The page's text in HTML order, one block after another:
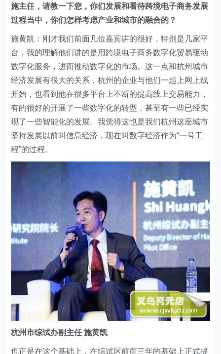
施主任，请教一下您，你们发展和看待跨境电子商务发展
过程当中，你们怎样考虑产业和城市的融合的？
施黄凯：刚才我们前面几位嘉宾讲的很好，特别是几家平
台，我的理解他们讲的是用跨境电子商务数字化贸易驱动
数字化服务，进而推动数字化的市场。这一点和杭州城市
经济发展有很大的关系，杭州的企业与他们一起上网上线
开始，也看到他在很多平台上不断的提高线上交易能力，
有的很好的开展了一些数字化的转型，甚至有一些已经实
现了一些智能化的发展。我觉得这也是我们杭州这座城市
坚持发展以前叫信息经济，现在叫数字经济作为“一号工
程”的过程。
杭州市综试办副主任 施黄凯
也正是在这个基础上，在综试区前面三年的基础上正式提